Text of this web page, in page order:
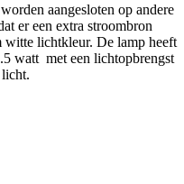
aangesloten op andere
er een extra stroombron
witte lichtkleur. De lamp heeft
watt met een lichtopbrengst